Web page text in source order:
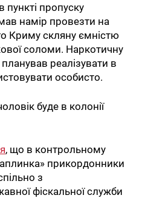
пункті пропуску
намір провезти на
Криму скляну ємністю
соломи. Наркотичну
реалізувати в
особисто.
буде в колонії
, що в контрольному
прикордонники
з
фіскальної служби